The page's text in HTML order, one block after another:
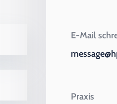
E-Mail
Praxis